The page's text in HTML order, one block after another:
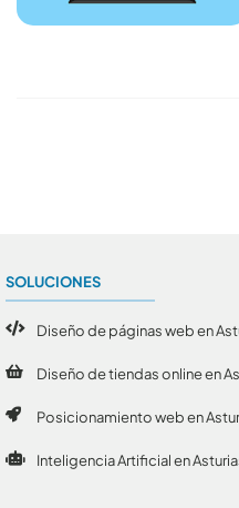
SOLUCIONES
Diseño de páginas web en
Diseño de tiendas online en
Posicionamiento web en
Inteligencia Artificial en